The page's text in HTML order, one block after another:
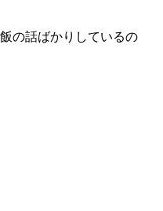
の話ばかりしているの